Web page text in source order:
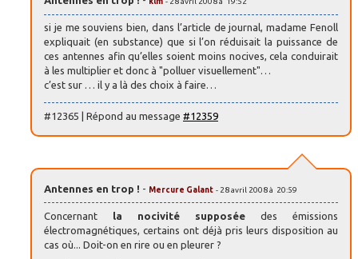
si je me souviens bien, dans l’article de journal, madame Fenoll
expliquait (en substance) que si l’on réduisait la puissance de
ces antennes afin qu’elles soient moins nocives, cela conduirait
à les multiplier et donc à "polluer visuellement"…
c’est sur … il y a là des choix à faire…
#12365 | Répond au message #12359
Antennes en trop ! - Mercure Galant - 28 avril 2008 à 20:59
Concernant la nocivité supposée des émissions
électromagnétiques, certains ont déjà pris leurs disposition au
cas où... Doit-on en rire ou en pleurer ?